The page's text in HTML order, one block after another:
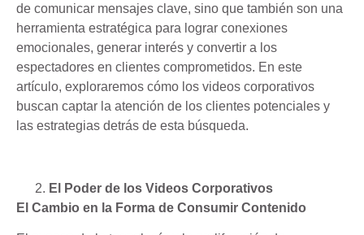
de comunicar mensajes clave, sino que también son una
herramienta estratégica para lograr conexiones
emocionales, generar interés y convertir a los
espectadores en clientes comprometidos. En este
artículo, exploraremos cómo los videos corporativos
buscan captar la atención de los clientes potenciales y
las estrategias detrás de esta búsqueda.
El Poder de los Videos Corporativos
El Cambio en la Forma de Consumir Contenido